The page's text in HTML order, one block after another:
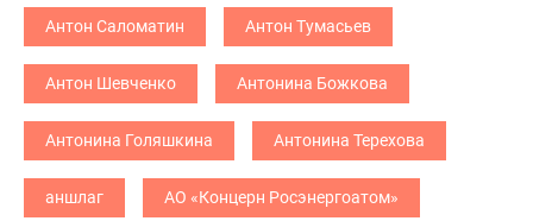
Антон Саломатин Антон Тумасьев
Антон Шевченко Антонина Божкова
Антонина Голяшкина Антонина Терехова
аншлаг АО «Концерн Росэнергоатом»